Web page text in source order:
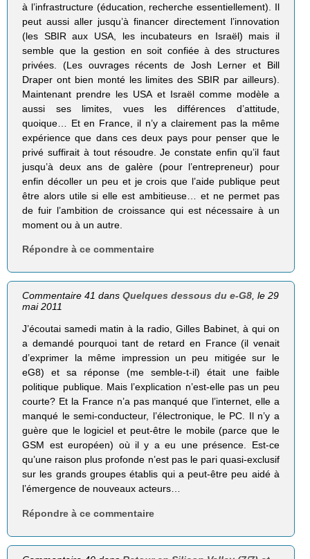
à l’infrastructure (éducation, recherche essentiellement). Il
peut aussi aller jusqu’à financer directement l’innovation
(les SBIR aux USA, les incubateurs en Israël) mais il
semble que la gestion en soit confiée à des structures
privées. (Les ouvrages récents de Josh Lerner et Bill
Draper ont bien monté les limites des SBIR par ailleurs).
Maintenant prendre les USA et Israël comme modèle a
aussi ses limites, vues les différences d’attitude,
quoique… Et en France, il n’y a clairement pas la même
expérience que dans ces deux pays pour penser que le
privé suffirait à tout résoudre. Je constate enfin qu’il faut
jusqu’à deux ans de galère (pour l’entrepreneur) pour
enfin décoller un peu et je crois que l’aide publique peut
être alors utile si elle est ambitieuse… et ne permet pas
de fuir l’ambition de croissance qui est nécessaire à un
moment ou à un autre.
Répondre à ce commentaire
Commentaire 41 dansQuelques dessous du e-G8, le 29
mai 2011
J’écoutai samedi matin à la radio, Gilles Babinet, à qui on
a demandé pourquoi tant de retard en France (il venait
d’exprimer la même impression un peu mitigée sur le
eG8) et sa réponse (me semble-t-il) était une faible
politique publique. Mais l’explication n’est-elle pas un peu
courte? Et la France n’a pas manqué que l’internet, elle a
manqué le semi-conducteur, l’électronique, le PC. Il n’y a
guère que le logiciel et peut-être le mobile (parce que le
GSM est européen) où il y a eu une présence. Est-ce
qu’une raison plus profonde n’est pas le pari quasi-exclusif
sur les grands groupes établis qui a peut-être peu aidé à
l’émergence de nouveaux acteurs…
Répondre à ce commentaire